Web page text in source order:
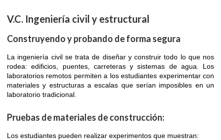
V.C. Ingeniería civil y estructural
Construyendo y probando de forma segura
La ingeniería civil se trata de diseñar y construir todo lo que nos
rodea: edificios, puentes, carreteras y sistemas de agua. Los
laboratorios remotos permiten a los estudiantes experimentar con
materiales y estructuras a escalas que serían imposibles en un
laboratorio tradicional.
Pruebas de materiales de construcción:
Los estudiantes pueden realizar experimentos que muestran: